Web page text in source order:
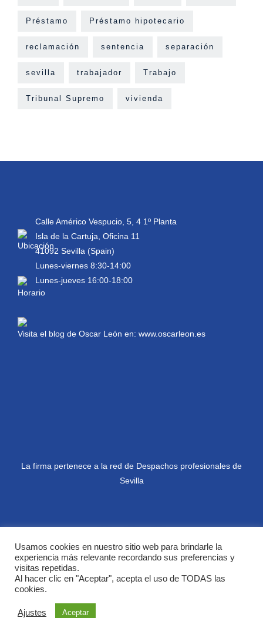
Préstamo Préstamo hipotecario
reclamación sentencia separación
sevilla trabajador Trabajo
Tribunal Supremo vivienda
Calle Américo Vespucio, 5, 4 1º Planta
Isla de la Cartuja, Oficina 11
41092 Sevilla (Spain)
Lunes-viernes 8:30-14:00
Lunes-jueves 16:00-18:00
Visita el blog de Oscar León en: www.oscarleon.es
La firma pertenece a la red de Despachos profesionales de
Sevilla
Copyright © 2025León Olarte Abogados
Condiciones generales
Usamos cookies en nuestro sitio web para brindarle la
experiencia más relevante recordando sus preferencias y
visitas repetidas.
Al hacer clic en "Aceptar", acepta el uso de TODAS las
cookies.
Ajustes Aceptar